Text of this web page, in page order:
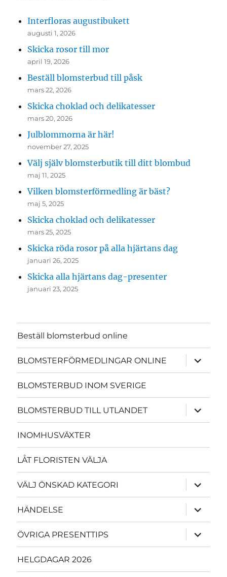
Interfloras augustibukett
augusti 1, 2026
Skicka rosor till mor
april 19, 2026
Beställ blomsterbud till påsk
mars 22, 2026
Skicka choklad och delikatesser
mars 20, 2026
Julblommorna är här!
november 27, 2025
Välj själv blomsterbutik till ditt blombud
maj 11, 2025
Vilken blomsterförmedling är bäst?
maj 5, 2025
Skicka choklad och delikatesser
mars 25, 2025
Skicka röda rosor på alla hjärtans dag
januari 26, 2025
Skicka alla hjärtans dag-presenter
januari 23, 2025
Beställ blomsterbud online
BLOMSTERFÖRMEDLINGAR ONLINE
BLOMSTERBUD INOM SVERIGE
BLOMSTERBUD TILL UTLANDET
INOMHUSVÄXTER
LÅT FLORISTEN VÄLJA
VÄLJ ÖNSKAD KATEGORI
HÄNDELSE
ÖVRIGA PRESENTTIPS
HELGDAGAR 2026